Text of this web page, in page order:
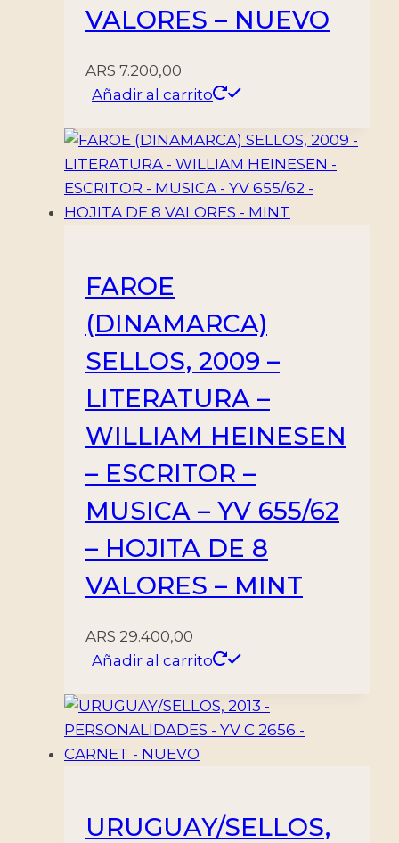
VALORES – NUEVO
ARS 7.200,00
Añadir al carrito
FAROE
(DINAMARCA)
SELLOS, 2009 –
LITERATURA –
WILLIAM HEINESEN
– ESCRITOR –
MUSICA – YV 655/62
– HOJITA DE 8
VALORES – MINT
ARS 29.400,00
Añadir al carrito
URUGUAY/SELLOS,